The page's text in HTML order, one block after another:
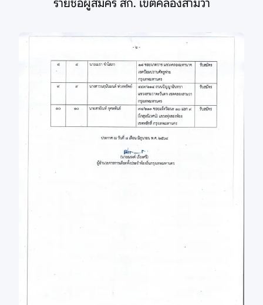
รายชื่อผู้สมัคร สก. เขตคลองสามวา